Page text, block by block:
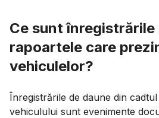
Ce sunt înregistrările
rapoartele care
vehiculelor?
Înregistrările de daune din
vehiculului sunt evenimente